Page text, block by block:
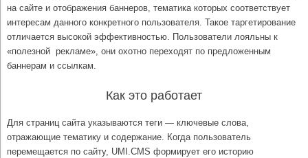
на сайте и отображения баннеров, тематика которых соответствует
интересам данного конкретного пользователя. Такое таргетирование
отличается высокой эффективностью. Пользователи лояльны к
«полезной рекламе», они охотно переходят по предложенным
баннерам и ссылкам.
Как это работает
Для страниц сайта указываются теги — ключевые слова,
отражающие тематику и содержание. Когда пользователь
перемещается по сайту, UMI.CMS формирует его историю